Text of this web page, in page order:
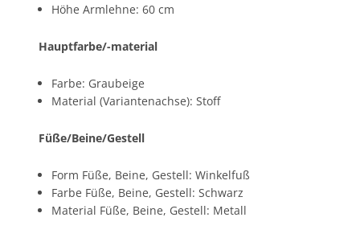
Höhe Armlehne: 60 cm
Hauptfarbe/-material
Farbe: Graubeige
Material (Variantenachse): Stoff
Füße/Beine/Gestell
Form Füße, Beine, Gestell: Winkelfuß
Farbe Füße, Beine, Gestell: Schwarz
Material Füße, Beine, Gestell: Metall